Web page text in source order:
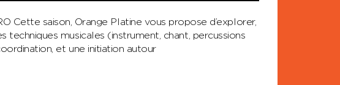
Cette saison, Orange Platine vous propose d’explorer,
techniques musicales (instrument, chant, percussions
et une initiation autour